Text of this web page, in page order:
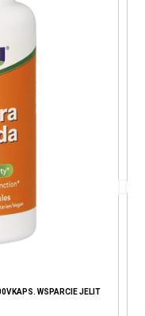
WSPARCIE JELIT